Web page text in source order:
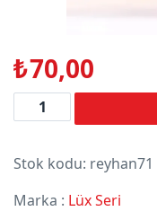
₺70,00
Adet
Stok kodu: reyhan71
Marka : Lüx Seri